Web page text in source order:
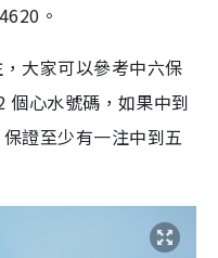
。
大家可以參考中六保
個心水號碼，如果中到
證至少有一注中到五